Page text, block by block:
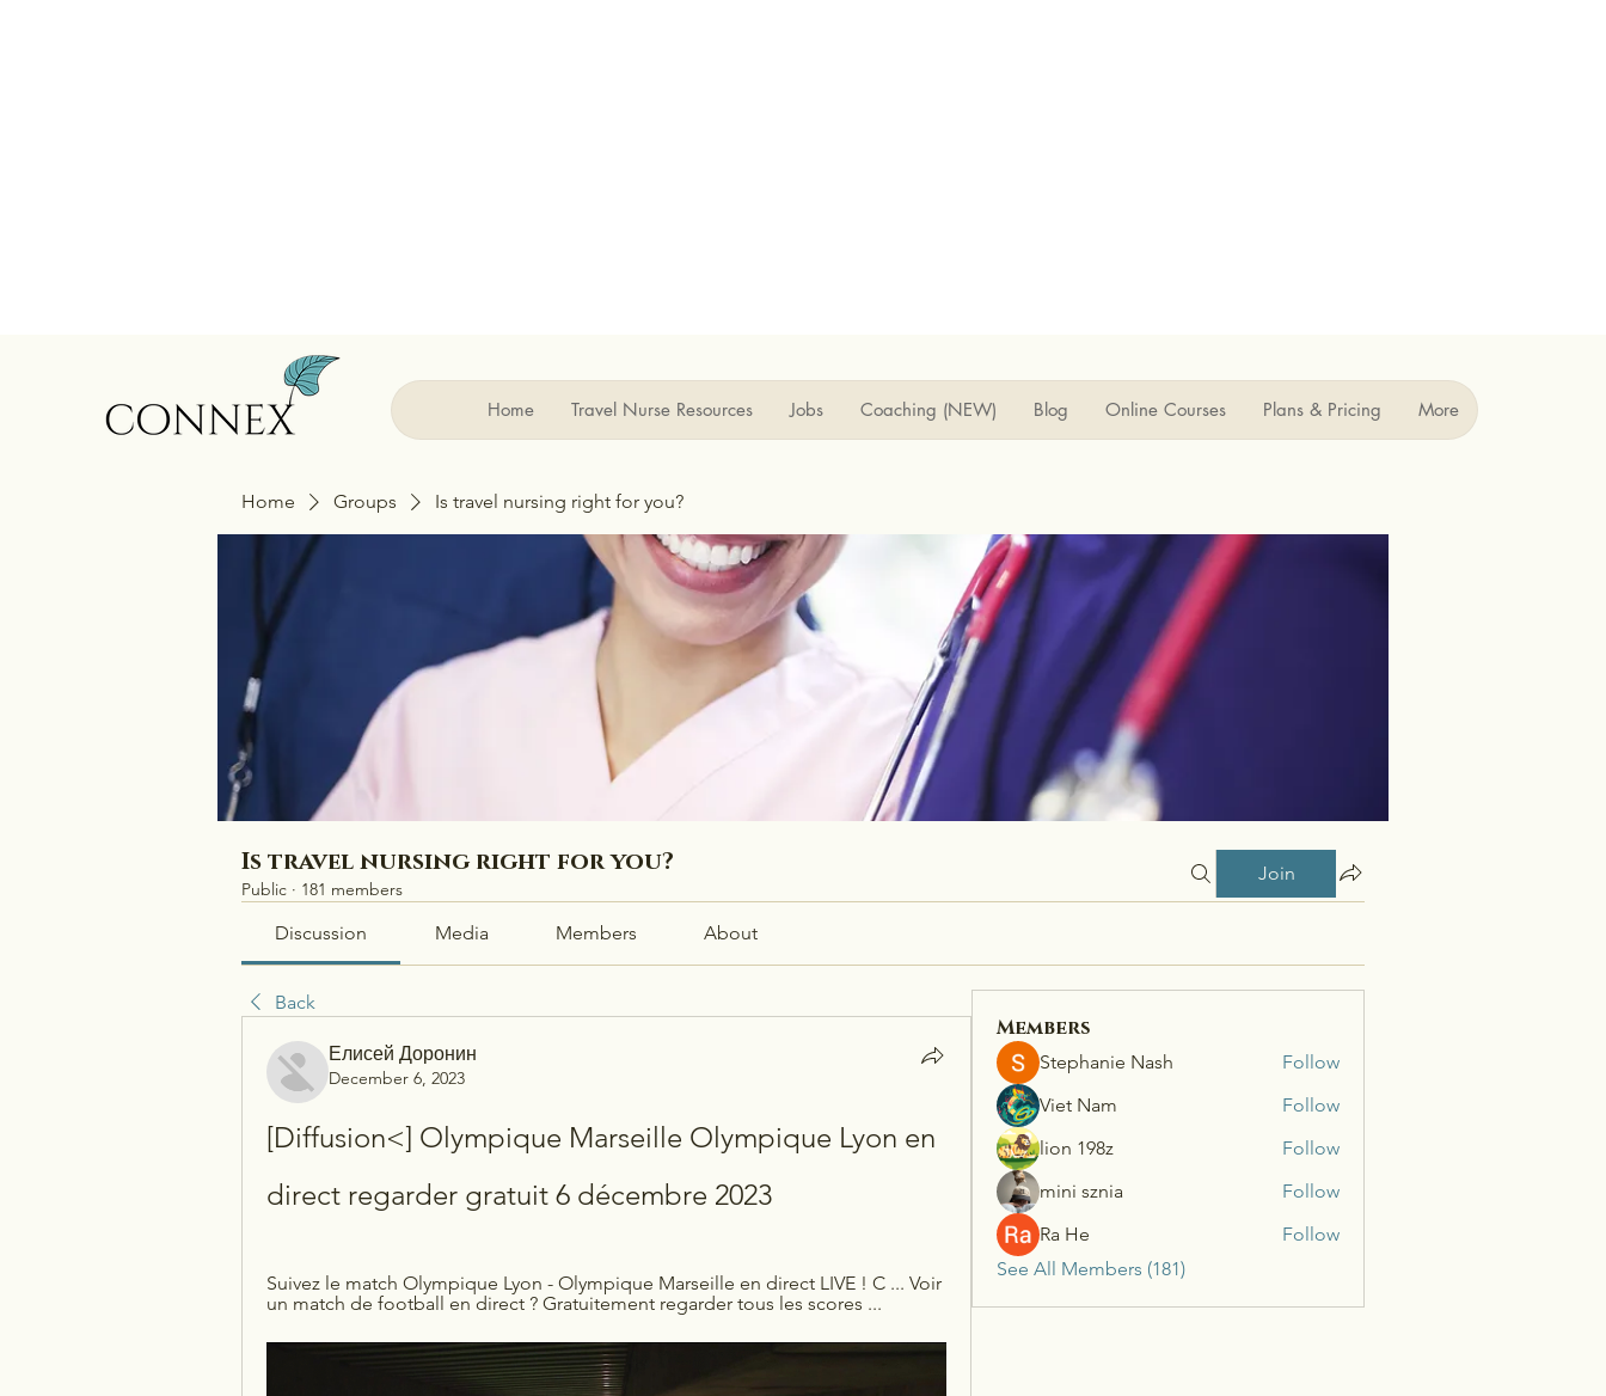
Home Travel Nurse Resources Jobs Coaching (NEW) Blog Online Courses Plans & Pricing More
Home Groups Is travel nursing right for you?
Is travel nursing right for you?
Public · 181 members
Join
Discussion Media Members About
Back
Елисей Доронин
December 6, 2023
[Diffusion<] Olympique Marseille Olympique Lyon en
direct regarder gratuit 6 décembre 2023
Suivez le match Olympique Lyon - Olympique Marseille en direct LIVE ! C ... Voir
un match de football en direct ? Gratuitement regarder tous les scores ...
Members
Stephanie Nash
Follow
Viet Nam
Follow
lion 198z
Follow
mini sznia
Follow
Ra He
Follow
See All Members (181)